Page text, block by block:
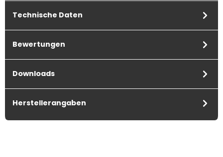
Technische Daten
Bewertungen
Downloads
Herstellerangaben